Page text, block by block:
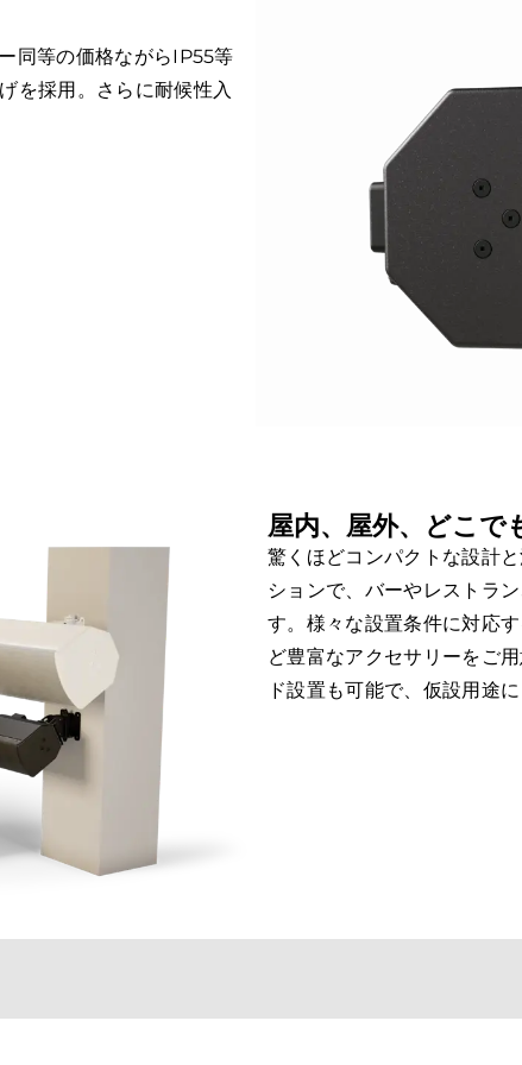
同等の価格ながらIP55等
を採用。さらに耐候性入
屋内、屋外、どこで
驚くほどコンパクトな設計
ションで、バーやレストラ
す。様々な設置条件に対応
ど豊富なアクセサリーをご
ド設置も可能で、仮設用途